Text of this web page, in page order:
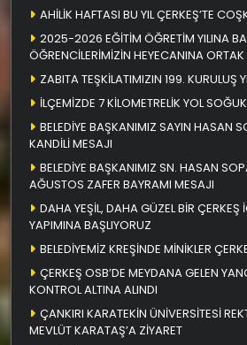
AHİLİK HAFTASI BU YIL ÇERKEŞ’TE
2025-2026 EĞİTİM ÖĞRETİM YILINA
ÖĞRENCİLERİMİZİN HEYECANINA
ZABITA TEŞKİLATIMIZIN 199. KURULUŞ
İLÇEMİZDE 7 KİLOMETRELİK YOL
BELEDİYE BAŞKANIMIZ SAYIN HASAN
KANDİLİ MESAJI
BELEDİYE BAŞKANIMIZ SN. HASAN
AĞUSTOS ZAFER BAYRAMI MESAJI
DAHA YEŞİL, DAHA GÜZEL BİR ÇERKEŞ
YAPIMINA BAŞLIYORUZ
BELEDİYEMİZ KREŞİNDE MİNİKLER
ÇERKEŞ OSB’DE MEYDANA GELEN
KONTROL ALTINA ALINDI
ÇANKIRI KARATEKİN ÜNİVERSİTESİ
MEVLÜT KARATAŞ’A ZİYARET